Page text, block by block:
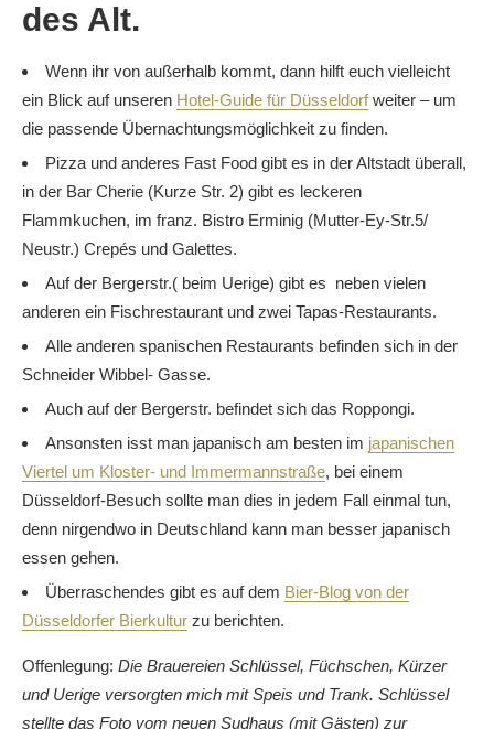
des Alt.
Wenn ihr von außerhalb kommt, dann hilft euch vielleicht
ein Blick auf unseren Hotel-Guide für Düsseldorfweiter – um
die passende Übernachtungsmöglichkeit zu finden.
Pizza und anderes Fast Food gibt es in der Altstadt überall,
in der Bar Cherie (Kurze Str. 2) gibt es leckeren
Flammkuchen, im franz. Bistro Erminig (Mutter-Ey-Str.5/
Neustr.) Crepés und Galettes.
Auf der Bergerstr.( beim Uerige) gibt es neben vielen
anderen ein Fischrestaurant und zwei Tapas-Restaurants.
Alle anderen spanischen Restaurants befinden sich in der
Schneider Wibbel- Gasse.
Auch auf der Bergerstr. befindet sich das Roppongi.
Ansonsten isst man japanisch am besten im japanischen
Viertel um Kloster- und Immermannstraße, bei einem
Düsseldorf-Besuch sollte man dies in jedem Fall einmal tun,
denn nirgendwo in Deutschland kann man besser japanisch
essen gehen.
Überraschendes gibt es auf dem Bier-Blog von der
Düsseldorfer Bierkultur zu berichten.
Offenlegung: Die Brauereien Schlüssel, Füchschen, Kürzer
und Uerige versorgten mich mit Speis und Trank. Schlüssel
stellte das Foto vom neuen Sudhaus (mit Gästen) zur